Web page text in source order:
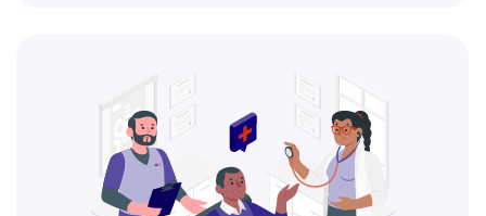
Прайс-лист